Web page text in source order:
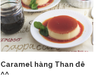
Caramel hàng Than đê
^^